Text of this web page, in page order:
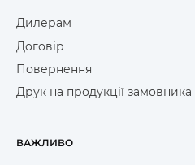
Дилерам
Договір
Повернення
Друк на продукції замовника
ВАЖЛИВО